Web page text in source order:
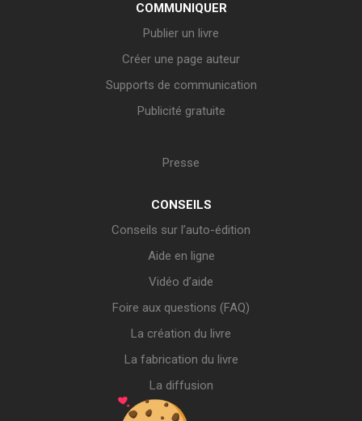
COMMUNIQUER
Publier un livre
Créer une page auteur
Supports de communication
Publicité gratuite
Presse
CONSEILS
Conseils sur l’auto-édition
Aide en ligne
Vidéo d’aide
Foire aux questions (FAQ)
La création du livre
La fabrication du livre
La diffusion